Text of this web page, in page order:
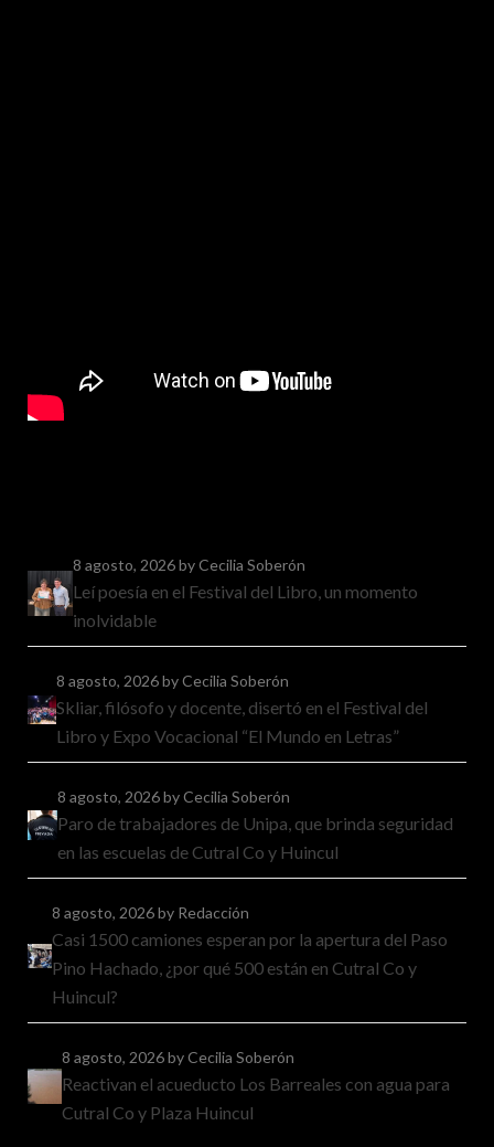
8 agosto, 2026by Cecilia Soberón
Leí poesía en el Festival del Libro, un momento
inolvidable
8 agosto, 2026by Cecilia Soberón
Skliar, filósofo y docente, disertó en el Festival del
Libro y Expo Vocacional “El Mundo en Letras”
8 agosto, 2026by Cecilia Soberón
Paro de trabajadores de Unipa, que brinda seguridad
en las escuelas de Cutral Co y Huincul
8 agosto, 2026by Redacción
Casi 1500 camiones esperan por la apertura del Paso
Pino Hachado, ¿por qué 500 están en Cutral Co y
Huincul?
8 agosto, 2026by Cecilia Soberón
Reactivan el acueducto Los Barreales con agua para
Cutral Co y Plaza Huincul